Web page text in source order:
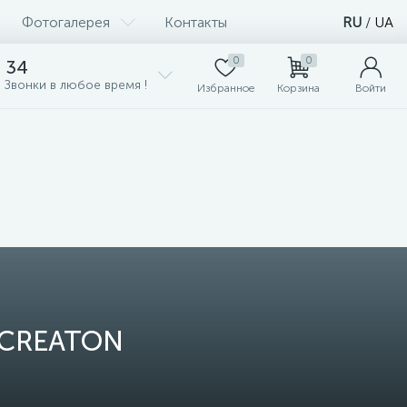
Фотогалерея Контакты RU / UA
34
в любое время !
0
Избранное
0
Корзина Войти